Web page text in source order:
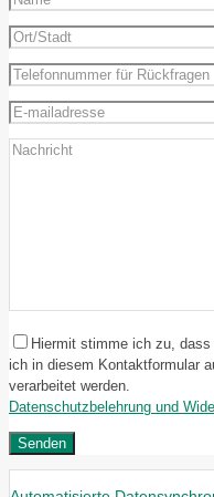
Hiermit stimme ich zu,
ich in diesem Kontaktformular
verarbeitet werden.
Datenschutzbelehrung und